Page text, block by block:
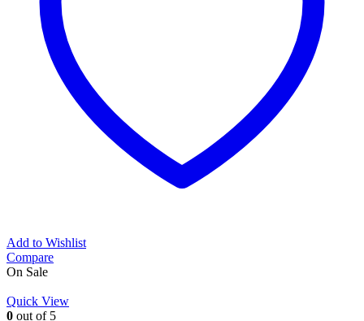
Add to Wishlist
Compare
On Sale
Quick View
0 out of 5